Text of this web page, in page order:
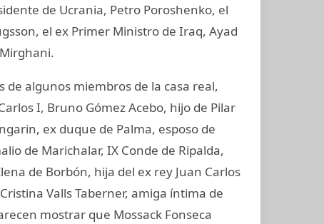
de Ucrania, Petro Poroshenko, el
el ex Primer Ministro de Iraq, Ayad
de algunos miembros de la casa real,
I, Bruno Gómez Acebo, hijo de Pilar
ex duque de Palma, esposo de
de Marichalar, IX Conde de Ripalda,
de Borbón, hija del ex rey Juan Carlos
Valls Taberner, amiga íntima de
mostrar que Mossack Fonseca